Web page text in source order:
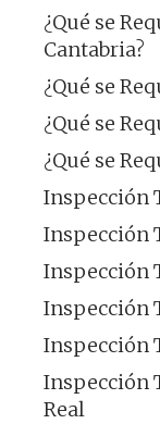
¿Qué se
Cantabria?
¿Qué se
¿Qué se
¿Qué se
Inspección
Inspección
Inspección
Inspección
Inspección
Inspección
Real